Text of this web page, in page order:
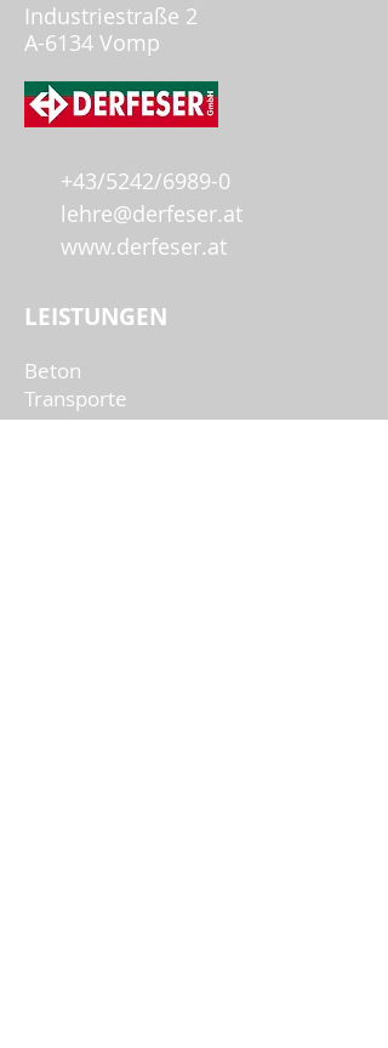
Industriestraße 2
A-6134 Vomp
+43/5242/6989-0
lehre@derfeser.at
www.derfeser.at
LEISTUNGEN
Beton
Transporte
Erdbau